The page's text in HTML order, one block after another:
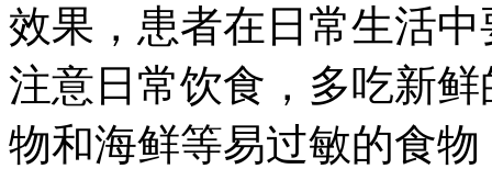
效果，患者在日常生活
注意日常饮食，多吃新
物和海鲜等易过敏的食